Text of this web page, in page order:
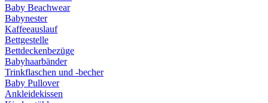
Baby Beachwear
Babynester
Kaffeeauslauf
Bettgestelle
Bettdeckenbezüge
Babyhaarbänder
Trinkflaschen und -becher
Baby Pullover
Ankleidekissen